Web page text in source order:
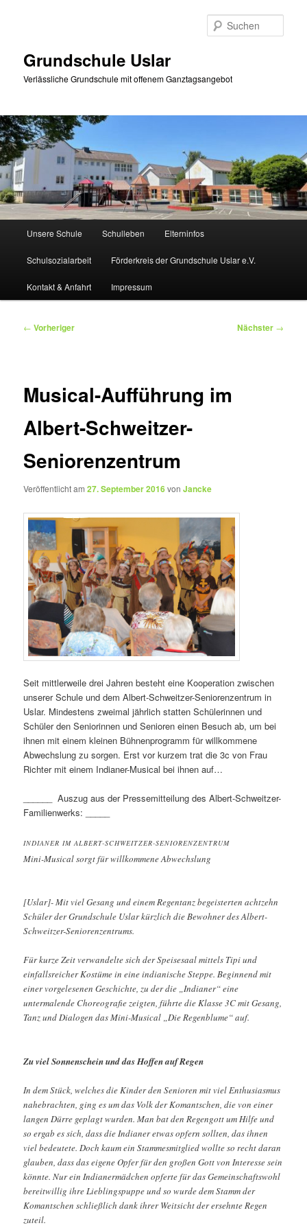
Grundschule Uslar
Verlässliche Grundschule mit offenem Ganztagsangebot
Unsere Schule Schulleben Elterninfos
Schulsozialarbeit Förderkreis der Grundschule Uslar e.V.
Kontakt & Anfahrt Impressum
Beitragsnavigation
← Vorheriger Nächster →
Musical-Aufführung im
Albert-Schweitzer-
Seniorenzentrum
Veröffentlicht am27. September 2016vonJancke
Seit mittlerweile drei Jahren besteht eine Kooperation zwischen
unserer Schule und dem Albert-Schweitzer-Seniorenzentrum in
Uslar. Mindestens zweimal jährlich statten Schülerinnen und
Schüler den Seniorinnen und Senioren einen Besuch ab, um bei
ihnen mit einem kleinen Bühnenprogramm für willkommene
Abwechslung zu sorgen. Erst vor kurzem trat die 3c von Frau
Richter mit einem Indianer-Musical bei ihnen auf…
______ Auszug aus der Pressemitteilung des Albert-Schweitzer-
Familienwerks: _____
INDIANER IM ALBERT-SCHWEITZER-SENIORENZENTRUM
Mini-Musical sorgt für willkommene Abwechslung
[Uslar]- Mit viel Gesang und einem Regentanz begeisterten achtzehn
Schüler der Grundschule Uslar kürzlich die Bewohner des Albert-
Schweitzer-Seniorenzentrums.
Für kurze Zeit verwandelte sich der Speisesaal mittels Tipi und
einfallsreicher Kostüme in eine indianische Steppe. Beginnend mit
einer vorgelesenen Geschichte, zu der die „Indianer“ eine
untermalende Choreografie zeigten, führte die Klasse 3C mit Gesang,
Tanz und Dialogen das Mini-Musical „Die Regenblume“ auf.
Zu viel Sonnenschein und das Hoffen auf Regen
In dem Stück, welches die Kinder den Senioren mit viel Enthusiasmus
nahebrachten, ging es um das Volk der Komantschen, die von einer
langen Dürre geplagt wurden. Man bat den Regengott um Hilfe und
so ergab es sich, dass die Indianer etwas opfern sollten, das ihnen
viel bedeutete. Doch kaum ein Stammesmitglied wollte so recht daran
glauben, dass das eigene Opfer für den großen Gott von Interesse sein
könnte. Nur ein Indianermädchen opferte für das Gemeinschaftswohl
bereitwillig ihre Lieblingspuppe und so wurde dem Stamm der
Komantschen schließlich dank ihrer Weitsicht der ersehnte Regen
zuteil.